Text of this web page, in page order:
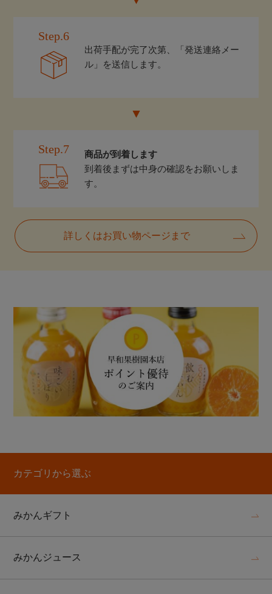
Step.6
出荷手配が完了次第、「発送連絡メー
ル」を送信します。
Step.7
商品が到着します
到着後まずは中身の確認をお願いしま
す。
詳しくはお買い物ページまで
カテゴリから選ぶ
みかんギフト
みかんジュース